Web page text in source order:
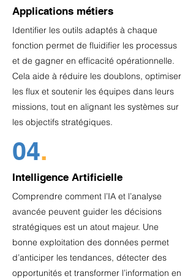
Applications métiers
Identifier les outils adaptés à chaque
fonction permet de fluidifier les processus
et de gagner en efficacité opérationnelle.
Cela aide à réduire les doublons, optimiser
les flux et soutenir les équipes dans leurs
missions, tout en alignant les systèmes sur
les objectifs stratégiques.
04.
Intelligence Artificielle
Comprendre comment l’IA et l’analyse
avancée peuvent guider les décisions
stratégiques est un atout majeur. Une
bonne exploitation des données permet
d’anticiper les tendances, détecter des
opportunités et transformer l’information en